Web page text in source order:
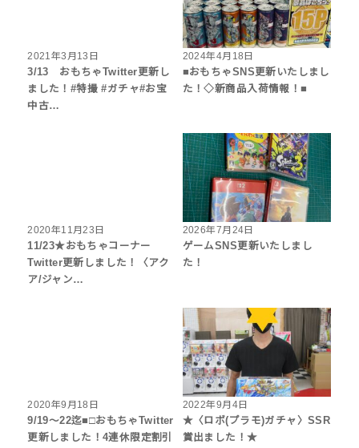
2021年3月13日
3/13 おもちゃTwitter更新し
ました！#特撮 #ガチャ#お宝
中古…
2024年4月18日
■おもちゃSNS更新いたしまし
た！◇新商品入荷情報！■
2020年11月23日
11/23★おもちゃコーナー
Twitter更新しました！〈アク
ア/ジャン…
2026年7月24日
ゲームSNS更新いたしまし
た！
2020年9月18日
9/19～22迄■□おもちゃTwitter
更新しました！4連休限定割引
2022年9月4日
★〈ロボ(プラモ)ガチャ〉SSR
賞出ました！★